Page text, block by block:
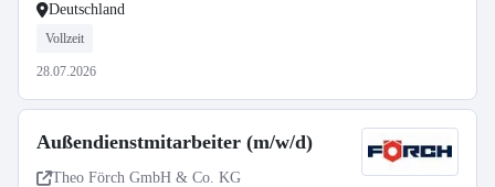
Deutschland
Vollzeit
28.07.2026
Außendienstmitarbeiter (m/w/d)
Theo Förch GmbH & Co. KG